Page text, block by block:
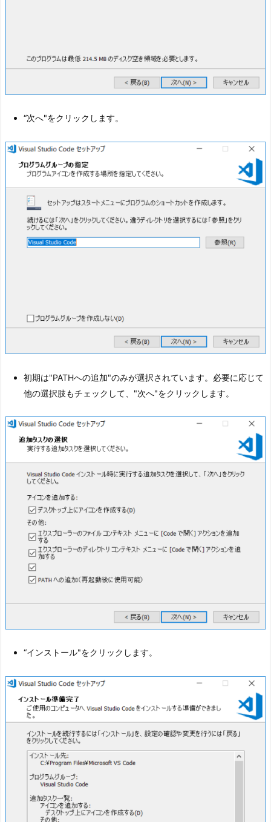
“次へ"をクリックします。
初期は"PATHへの追加"のみが選択されています。必要に応じて
他の選択肢もチェックして、"次へ"をクリックします。
“インストール"をクリックします。